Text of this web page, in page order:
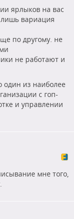
ярлыков на вас
вариация
по другому. не
не работают и
один из наиболее
с гоп-
и управлении
мне того,